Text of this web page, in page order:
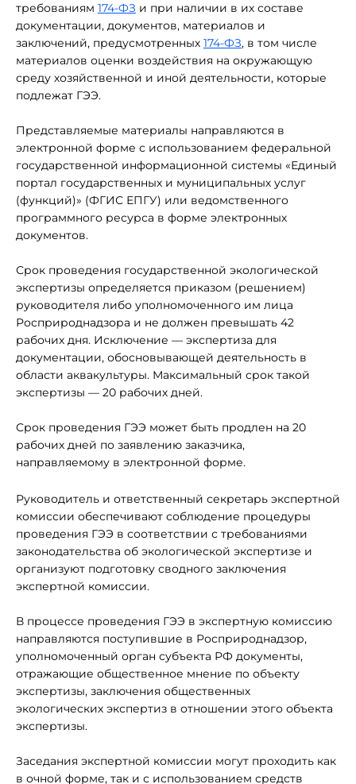
требованиям 174-ФЗ и при наличии в их составе
документации, документов, материалов и
заключений, предусмотренных 174-ФЗ, в том числе
материалов оценки воздействия на окружающую
среду хозяйственной и иной деятельности, которые
подлежат ГЭЭ.
Представляемые материалы направляются в
электронной форме с использованием федеральной
государственной информационной системы «Единый
портал государственных и муниципальных услуг
(функций)» (ФГИС ЕПГУ) или ведомственного
программного ресурса в форме электронных
документов.
Срок проведения государственной экологической
экспертизы определяется приказом (решением)
руководителя либо уполномоченного им лица
Росприроднадзора и не должен превышать 42
рабочих дня. Исключение — экспертиза для
документации, обосновывающей деятельность в
области аквакультуры. Максимальный срок такой
экспертизы — 20 рабочих дней.
Срок проведения ГЭЭ может быть продлен на 20
рабочих дней по заявлению заказчика,
направляемому в электронной форме.
Руководитель и ответственный секретарь экспертной
комиссии обеспечивают соблюдение процедуры
проведения ГЭЭ в соответствии с требованиями
законодательства об экологической экспертизе и
организуют подготовку сводного заключения
экспертной комиссии.
В процессе проведения ГЭЭ в экспертную комиссию
направляются поступившие в Росприроднадзор,
уполномоченный орган субъекта РФ документы,
отражающие общественное мнение по объекту
экспертизы, заключения общественных
экологических экспертиз в отношении этого объекта
экспертизы.
Заседания экспертной комиссии могут проходить как
в очной форме, так и с использованием средств